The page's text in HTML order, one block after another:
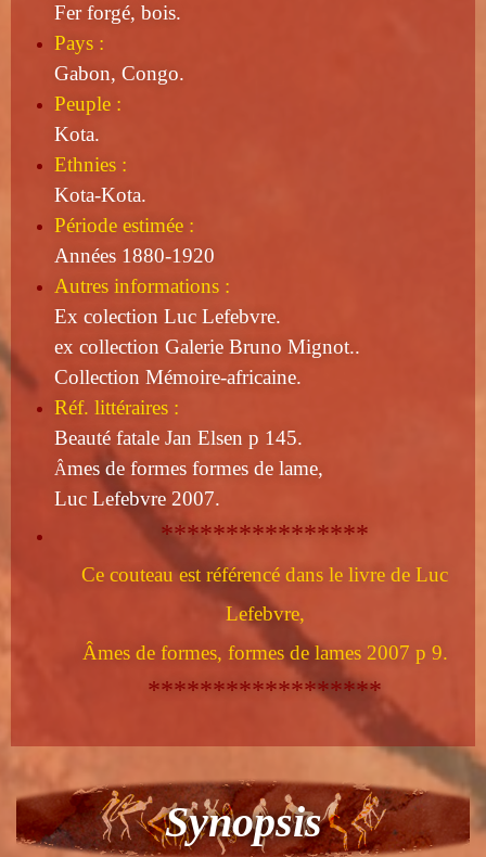
Fer forgé, bois.
Pays :
Gabon, Congo.
Peuple :
Kota.
Ethnies :
Kota-Kota.
Période estimée :
Années 1880-1920
Autres informations :
Ex colection Luc Lefebvre.
ex collection Galerie Bruno Mignot..
Collection Mémoire-africaine.
Réf. littéraires :
Beauté fatale Jan Elsen p 145.
Âmes de formes formes de lame,
Luc Lefebvre 2007.
****************
Ce couteau est référencé dans le livre de Luc
Lefebvre,
Âmes de formes, formes de lames 2007 p 9.
******************
Synopsis